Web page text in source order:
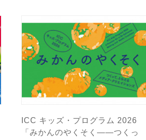
ICC キッズ・プログラム 2026
「みかんのやくそく——つくっ